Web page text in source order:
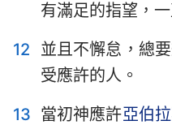
有滿足的指望，一
12
並且不懈怠，總
受應許的人。
13 當初神應許亞伯